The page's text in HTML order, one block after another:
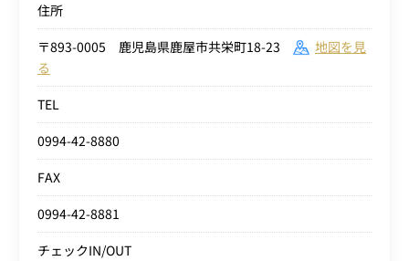
住所
〒893-0005 鹿児島県鹿屋市共栄町18-23
地図を見
る
TEL
0994-42-8880
FAX
0994-42-8881
チェックIN/OUT